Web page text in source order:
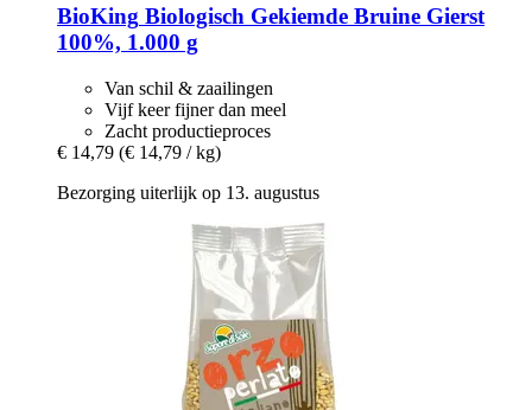
BioKing Biologisch Gekiemde Bruine Gierst
100%, 1.000 g
Van schil & zaailingen
Vijf keer fijner dan meel
Zacht productieproces
€ 14,79 (€ 14,79 / kg)
Bezorging uiterlijk op 13. augustus